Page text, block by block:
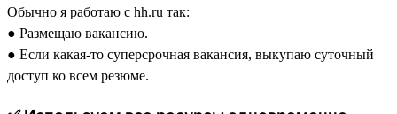
Обычно я работаю с hh.ru так:
● Размещаю вакансию.
● Если какая-то суперсрочная вакансия, выкупаю суточный
доступ ко всем резюме.